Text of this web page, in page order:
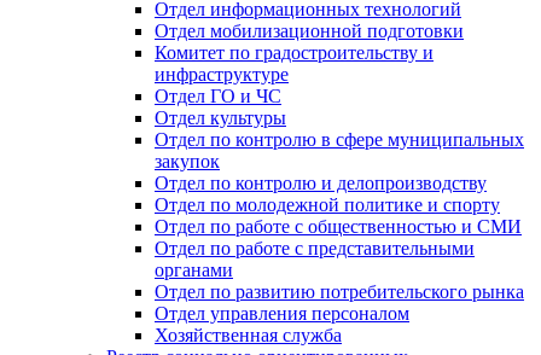
Отдел информационных технологий
Отдел мобилизационной подготовки
Комитет по градостроительству и
инфраструктуре
Отдел ГО и ЧС
Отдел культуры
Отдел по контролю в сфере муниципальных
закупок
Отдел по контролю и делопроизводству
Отдел по молодежной политике и спорту
Отдел по работе с общественностью и СМИ
Отдел по работе с представительными
органами
Отдел по развитию потребительского рынка
Отдел управления персоналом
Хозяйственная служба